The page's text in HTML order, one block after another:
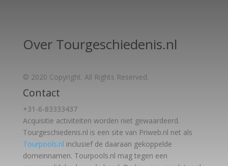
Over Tourgeschiedenis.nl
© 2020 Copyright. All Rights Reserved.
Contact
+31-6-83333437
Acquisitie activiteiten worden niet gewaardeerd.
Tourgeschiedenis.nl is een site van Priweb.nl net als
Tourpools.nl inclusief de daaraan gekoppelde
domeinnamen. Tourpools.nl mag tegen een